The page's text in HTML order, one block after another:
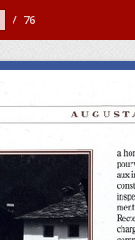
/ 76